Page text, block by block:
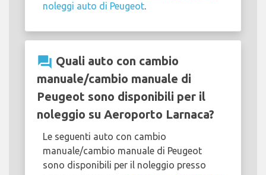
noleggi auto di Peugeot.
question_answer Quali auto con cambio
manuale/cambio manuale di
Peugeot sono disponibili per il
noleggio su Aeroporto Larnaca?
Le seguenti auto con cambio
manuale/cambio manuale di Peugeot
sono disponibili per il noleggio presso